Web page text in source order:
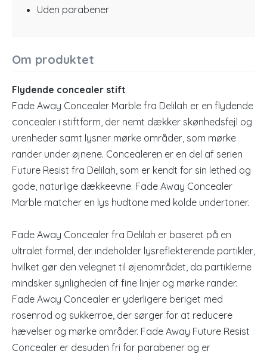
Uden parabener
Om produktet
Flydende concealer stift
Fade Away Concealer Marble fra Delilah er en flydende
concealer i stiftform, der nemt dækker skønhedsfejl og
urenheder samt lysner mørke områder, som mørke
rander under øjnene. Concealeren er en del af serien
Future Resist fra Delilah, som er kendt for sin lethed og
gode, naturlige dækkeevne. Fade Away Concealer
Marble matcher en lys hudtone med kolde undertoner.
Fade Away Concealer fra Delilah er baseret på en
ultralet formel, der indeholder lysreflekterende partikler,
hvilket gør den velegnet til øjenområdet, da partiklerne
mindsker synligheden af fine linjer og mørke rander.
Fade Away Concealer er yderligere beriget med
rosenrod og sukkerroe, der sørger for at reducere
hævelser og mørke områder. Fade Away Future Resist
Concealer er desuden fri for parabener og er